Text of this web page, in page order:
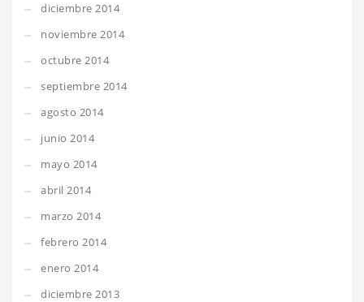
diciembre 2014
noviembre 2014
octubre 2014
septiembre 2014
agosto 2014
junio 2014
mayo 2014
abril 2014
marzo 2014
febrero 2014
enero 2014
diciembre 2013